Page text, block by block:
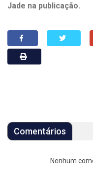
Jade na publicação.
Comentários
Nenhum